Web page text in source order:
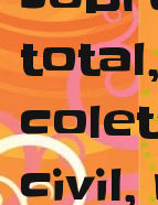
civil,